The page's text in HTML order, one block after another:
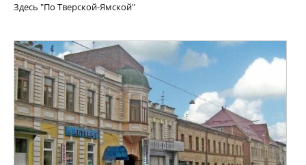
Здесь "По Тверской-Ямской"